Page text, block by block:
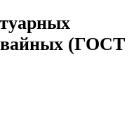
(ГОСТ